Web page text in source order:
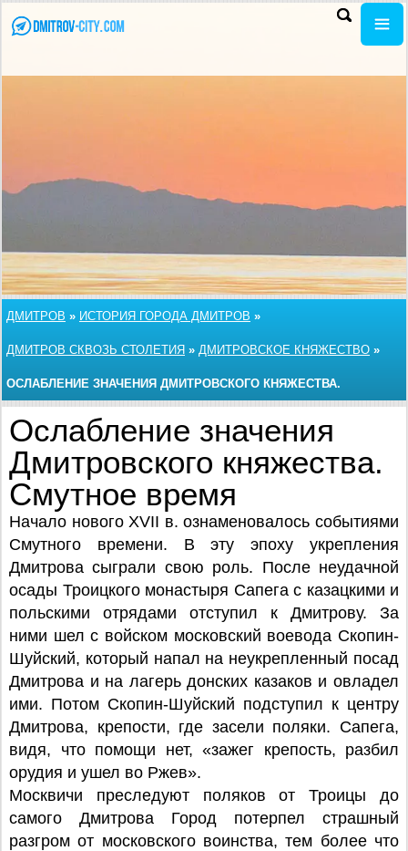
ДМИТРОВ » ИСТОРИЯ ГОРОДА ДМИТРОВ »
ДМИТРОВ СКВОЗЬ СТОЛЕТИЯ » ДМИТРОВСКОЕ КНЯЖЕСТВО »
ОСЛАБЛЕНИЕ ЗНАЧЕНИЯ ДМИТРОВСКОГО КНЯЖЕСТВА.
СМУТНОЕ ВРЕМЯ
Ослабление значения
Дмитровского княжества.
Смутное время
Начало нового XVII в. ознаменовалось событиями
Смутного времени. В эту эпоху укрепления
Дмитрова сыграли свою роль. После неудачной
осады Троицкого монастыря Сапега с казацкими и
польскими отрядами отступил к Дмитрову. За
ними шел с войском московский воевода Скопин-
Шуйский, который напал на неукрепленный посад
Дмитрова и на лагерь донских казаков и овладел
ими. Потом Скопин-Шуйский подступил к центру
Дмитрова, крепости, где засели поляки. Сапега,
видя, что помощи нет, «зажег крепость, разбил
орудия и ушел во Ржев».
Москвичи преследуют поляков от Троицы до
самого Дмитрова Город потерпел страшный
разгром от московского воинства, тем более что